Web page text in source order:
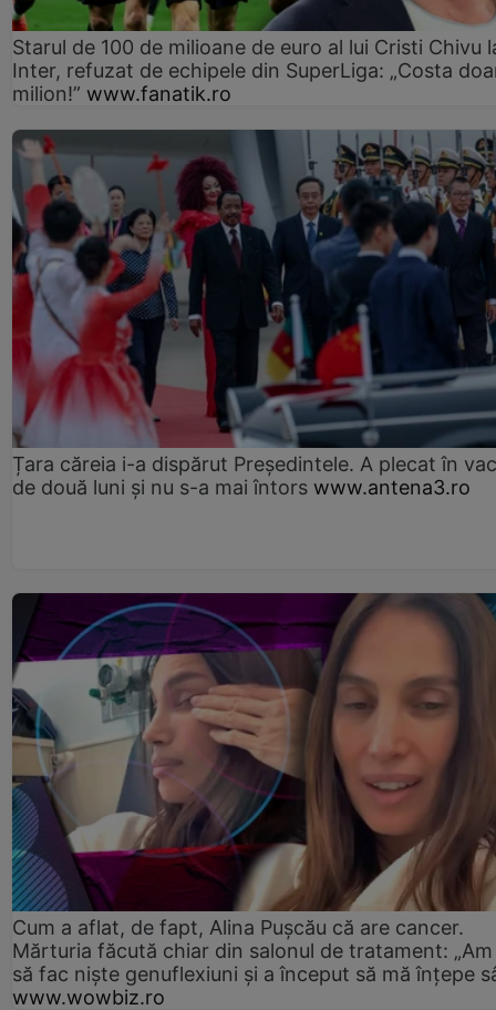
Starul de 100 de milioane de euro al lui Cristi Chivu
Inter, refuzat de echipele din SuperLiga: „Costa
milion!” www.fanatik.ro
Țara căreia i-a dispărut Președintele. A plecat în
de două luni și nu s-a mai întors www.antena3.ro
Cum a aflat, de fapt, Alina Pușcău că are cancer.
Mărturia făcută chiar din salonul de tratament:
să fac niște genuflexiuni și a început să mă înțepe
www.wowbiz.ro